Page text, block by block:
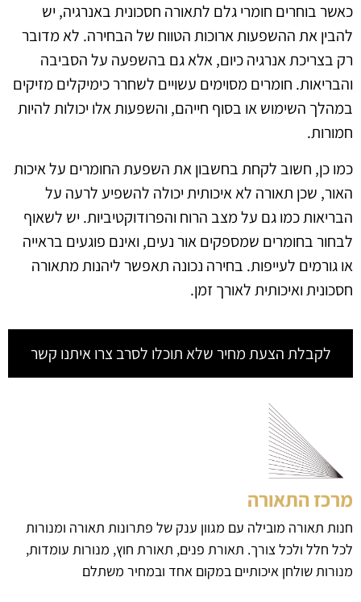
כאשר בוחרים חומרי גלם לתאורה חסכונית באנרגיה, יש
להבין את ההשפעות ארוכות הטווח של הבחירה. לא מדובר
רק בצריכת אנרגיה כיום, אלא גם בהשפעה על הסביבה
והבריאות. חומרים מסוימים עשויים לשחרר כימיקלים מזיקים
במהלך השימוש או בסוף חייהם, והשפעות אלו יכולות להיות
חמורות.
כמו כן, חשוב לקחת בחשבון את השפעת החומרים על איכות
האור, שכן תאורה לא איכותית יכולה להשפיע לרעה על
הבריאות כמו גם על מצב הרוח והפרודוקטיביות. יש לשאוף
לבחור בחומרים שמספקים אור נעים, ואינם פוגעים בראייה
או גורמים לעייפות. בחירה נכונה תאפשר ליהנות מתאורה
חסכונית ואיכותית לאורך זמן.
לקבלת הצעת מחיר שלא תוכלו לסרב צרו איתנו קשר
מרכז התאורה
חנות תאורה מובילה עם מגוון ענק של פתרונות תאורה ומנורות
לכל חלל ולכל צורך. תאורת פנים, תאורת חוץ, מנורות עומדות,
מנורות שולחן איכותיים במקום אחד ובמחיר משתלם